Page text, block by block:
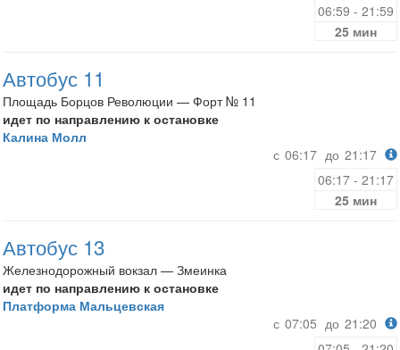
06:59 - 21:59
25 мин
Автобус 11
Площадь Борцов Революции — Форт № 11
идет по направлению к остановке
Калина Молл
с 06:17 до 21:17
06:17 - 21:17
25 мин
Автобус 13
Железнодорожный вокзал — Змеинка
идет по направлению к остановке
Платформа Мальцевская
с 07:05 до 21:20